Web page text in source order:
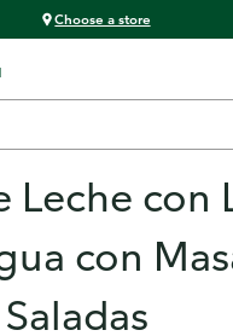
Choose a store
Leche con
con